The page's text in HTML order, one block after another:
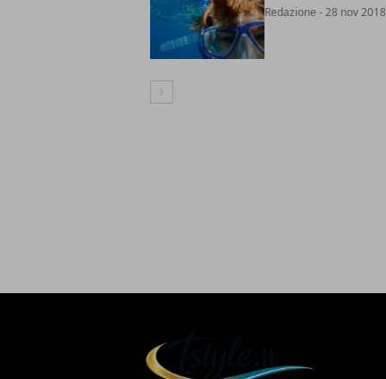
Redazione - 28 nov 2018
Articolo Successivo